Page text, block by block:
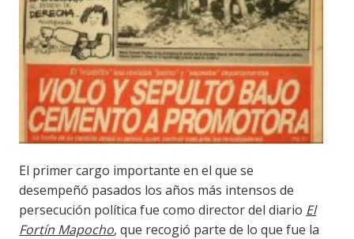
El primer cargo importante en el que se
desempeñó pasados los años más intensos de
persecución política fue como director del diario El
Fortín Mapocho, que recogió parte de lo que fue la